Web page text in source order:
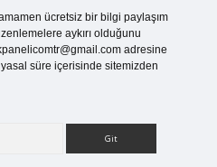
ücretsiz bir bilgi paylaşım
aykırı olduğunu
adresine
süre içerisinde sitemizden